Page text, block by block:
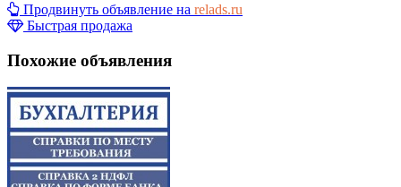
Продвинуть объявление на relads.ru
Быстрая продажа
Похожие объявления